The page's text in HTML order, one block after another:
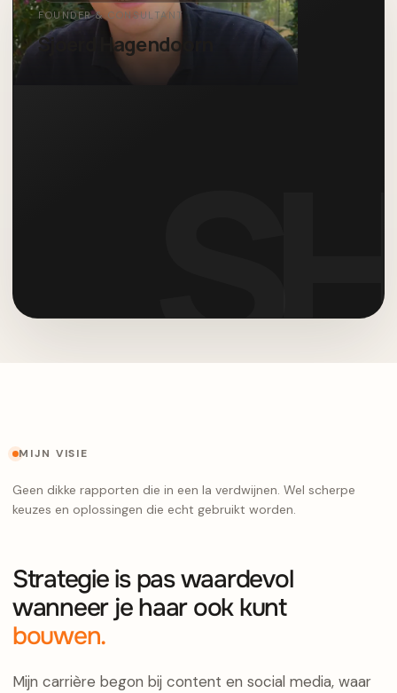
FOUNDER & CONSULTANT
Sjoerd Hagendoorn
MIJN VISIE
Geen dikke rapporten die in een la verdwijnen. Wel scherpe
keuzes en oplossingen die echt gebruikt worden.
Strategie is pas waardevol
wanneer je haar ook kunt
bouwen.
Mijn carrière begon bij content en social media, waar